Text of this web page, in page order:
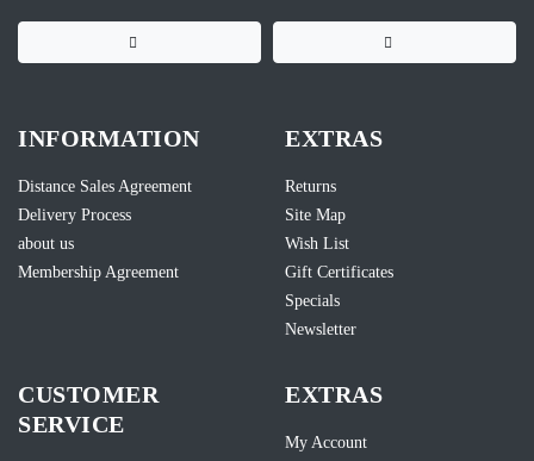
INFORMATION
Distance Sales Agreement
Delivery Process
about us
Membership Agreement
EXTRAS
Returns
Site Map
Wish List
Gift Certificates
Specials
Newsletter
CUSTOMER
SERVICE
EXTRAS
My Account